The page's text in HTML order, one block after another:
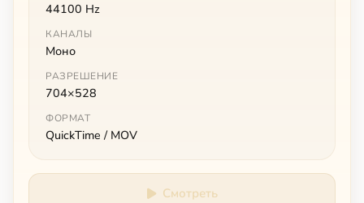
44100 Hz
КАНАЛЫ
Моно
РАЗРЕШЕНИЕ
704×528
ФОРМАТ
QuickTime / MOV
Смотреть